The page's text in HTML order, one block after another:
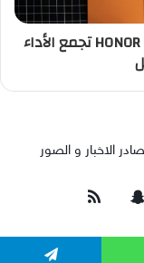
إعادة تعريف الرائد.. سلسلة HONOR 600 series تجمع الأداء
الاخبار و الصور
سناب
تشات
ملخص
الموقع